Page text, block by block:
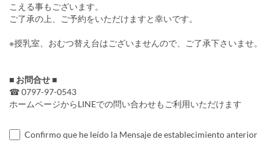
こえる事もございます。
ご了承の上、ご予約をいただけますと幸いです。
※授乳室、おむつ替え台はございませんので、ご了承下さいませ。
■ お問合せ ■
☎ 0797-97-0543
ホームページからLINEでの問い合わせもご利用いただけます
Confirmo que he leído la Mensaje de establecimiento anterior